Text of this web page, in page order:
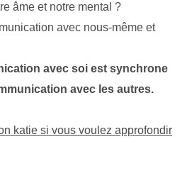
âme et notre mental ?
avec nous-même et
avec soi est synchrone
avec les autres.
katie si vous voulez approfondir